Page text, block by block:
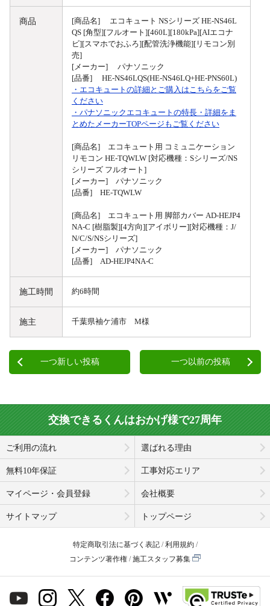
商品
[商品名] エコキュート NSシリーズ HE-NS46L
QS [角型][フルオート][460L][180kPa][AIエコナ
ビ][スマホでおふろ][配管洗浄機能][リモコン別
売]
[メーカー] パナソニック
[品番] HE-NS46LQS(HE-NS46LQ+HE-PNS60L)
・エコキュートの詳細とご購入はこちらをご覧
ください
・パナソニックエコキュートの特長・詳細をま
とめたメーカーTOPページもご覧ください
[商品名] エコキュート用 コミュニケーション
リモコン HE-TQWLW [対応機種：Sシリーズ/NS
シリーズ フルオート]
[メーカー] パナソニック
[品番] HE-TQWLW
[商品名] エコキュート用 脚部カバー AD-HEJP4
NA-C [樹脂製][4方向][アイボリー][対応機種：J/
N/C/S/NSシリーズ]
[メーカー] パナソニック
[品番] AD-HEJP4NA-C
施工時間 約6時間
施主 千葉県袖ケ浦市 M様
一つ新しい投稿 一つ以前の投稿
交換できるくんはおかげ様で27周年
ご利用の流れ 選ばれる理由
無料10年保証 工事対応エリア
マイページ・会員登録 会社概要
サイトマップ トップページ
特定商取引法に基づく表記
利用規約
コンテンツ著作権
施工スタッフ募集